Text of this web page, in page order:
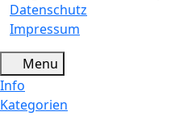
Datenschutz
Impressum
Menu
Info
Kategorien